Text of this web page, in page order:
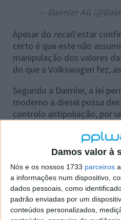
Damos valor à
Nós e os nossos 1733 parceiros
a informações num dispositivo,
dados pessoais, como
padrão enviadas por um
conteúdos personalizados,
— Daimler AG
Apesar do recallestar
certo é que este não
manipulação dos valores
do que a Volkswagen fez,
Segundo a Daimler, a lei
moderno a diesel possa
controlo antipoluição, por
entanto, tal só pode
por razões de natureza
Não assumindo
a Daimler irá proceder ao
uma multa pesada que
governo alemão.